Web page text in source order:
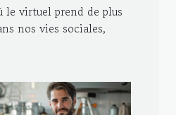
de rencontre
le virtuel prend de plus
nos vies sociales,